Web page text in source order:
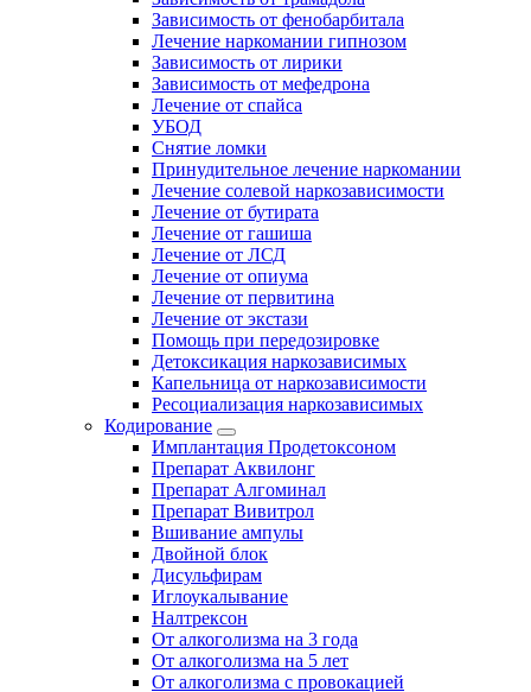
Зависимость от фенобарбитала
Лечение наркомании гипнозом
Зависимость от лирики
Зависимость от мефедрона
Лечение от спайса
УБОД
Снятие ломки
Принудительное лечение наркомании
Лечение солевой наркозависимости
Лечение от бутирата
Лечение от гашиша
Лечение от ЛСД
Лечение от опиума
Лечение от первитина
Лечение от экстази
Помощь при передозировке
Детоксикация наркозависимых
Капельница от наркозависимости
Ресоциализация наркозависимых
Кодирование
Имплантация Продетоксоном
Препарат Аквилонг
Препарат Алгоминал
Препарат Вивитрол
Вшивание ампулы
Двойной блок
Дисульфирам
Иглоукалывание
Налтрексон
От алкоголизма на 3 года
От алкоголизма на 5 лет
От алкоголизма с провокацией